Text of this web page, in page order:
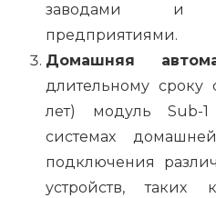
заводами и
предприятиями.
Домашняя
длительному сроку
лет) модуль Sub-
системах
подключения
устройств, таких